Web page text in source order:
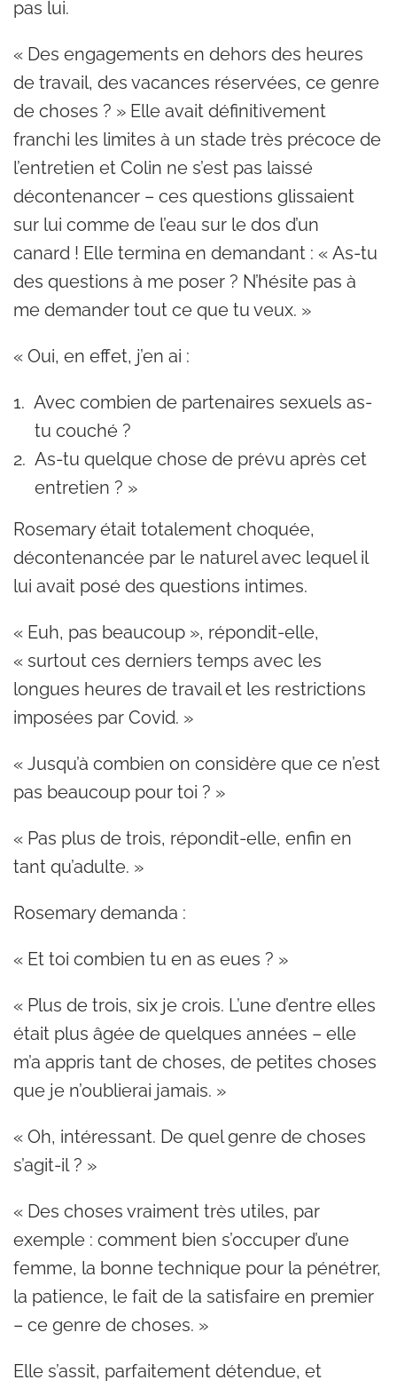
pas lui.
« Des engagements en dehors des heures
de travail, des vacances réservées, ce genre
de choses ? » Elle avait définitivement
franchi les limites à un stade très précoce de
l’entretien et Colin ne s’est pas laissé
décontenancer – ces questions glissaient
sur lui comme de l’eau sur le dos d’un
canard ! Elle termina en demandant : « As-tu
des questions à me poser ? N’hésite pas à
me demander tout ce que tu veux. »
« Oui, en effet, j’en ai :
Avec combien de partenaires sexuels as-
tu couché ?
As-tu quelque chose de prévu après cet
entretien ? »
Rosemary était totalement choquée,
décontenancée par le naturel avec lequel il
lui avait posé des questions intimes.
« Euh, pas beaucoup », répondit-elle,
« surtout ces derniers temps avec les
longues heures de travail et les restrictions
imposées par Covid. »
« Jusqu’à combien on considère que ce n’est
pas beaucoup pour toi ? »
« Pas plus de trois, répondit-elle, enfin en
tant qu’adulte. »
Rosemary demanda :
« Et toi combien tu en as eues ? »
« Plus de trois, six je crois. L’une d’entre elles
était plus âgée de quelques années – elle
m’a appris tant de choses, de petites choses
que je n’oublierai jamais. »
« Oh, intéressant. De quel genre de choses
s’agit-il ? »
« Des choses vraiment très utiles, par
exemple : comment bien s’occuper d’une
femme, la bonne technique pour la pénétrer,
la patience, le fait de la satisfaire en premier
– ce genre de choses. »
Elle s’assit, parfaitement détendue, et